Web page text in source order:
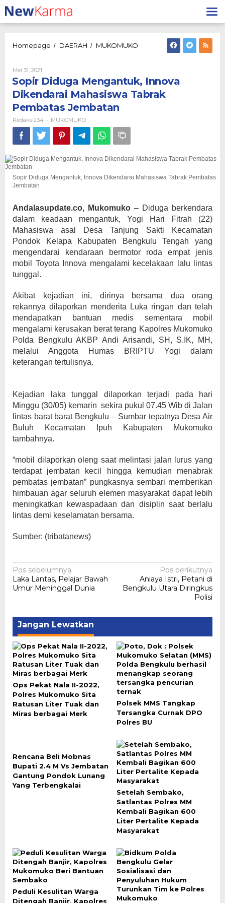
Lewati
ke
konten
Homepage / DAERAH / MUKOMUKO
Dikendarai
Mahasiswa
Tabrak
Mei 31, 2021
Redaksi234
Sopir Diduga Mengantuk, Innova
Dikendarai Mahasiswa Tabrak
Pembatas Jembatan
Redaksi234 - MUKOMUKO
Sopir Diduga Mengantuk, Innova Dikendarai Mahasiswa Tabrak Pembatas
Jembatan
Andalasupdate.co, Mukomuko – Diduga berkendara
dalam keadaan mengantuk, Yogi Hari Fitrah (22)
Mahasiswa asal Desa Tanjung Sakti Kecamatan
Pondok Kelapa Kabupaten Bengkulu Tengah yang
mengendarai kendaraan bermotor roda empat jenis
mobil Toyota Innova mengalami kecelakaan lalu lintas
tunggal.
Akibat kejadian ini, dirinya bersama dua orang
rekannya dilaporkan menderita Luka ringan dan telah
mendapatkan bantuan medis sementara mobil
mengalami kerusakan berat terang Kapolres Mukomuko
Polda Bengkulu AKBP Andi Arisandi, SH, S.IK, MH,
melalui Anggota Humas BRIPTU Yogi dalam
keterangan tertulisnya.
Kejadian laka tunggal dilaporkan terjadi pada hari
Minggu (30/05) kemarin sekira pukul 07.45 Wib di Jalan
lintas barat barat Bengkulu – Sumbar tepatnya Desa Air
Buluh Kecamatan Ipuh Kabupaten Mukomuko
tambahnya.
“mobil dilaporkan oleng saat melintasi jalan lurus yang
terdapat jembatan kecil hingga kemudian menabrak
pembatas jembatan” pungkasnya sembari memberikan
himbauan agar seluruh elemen masyarakat dapat lebih
meningkatkan kewaspadaan dan disiplin saat berlalu
lintas demi keselamatan bersama.
Sumber: (tribatanews)
Navigasi
pos
Pos sebelumnya
Laka Lantas, Pelajar Bawah
Umur Meninggal Dunia
Pos berikutnya
Aniaya Istri, Petani di
Bengkulu Utara Diringkus
Polisi
Jangan Lewatkan
Ops Pekat Nala II-2022,
Polres Mukomuko Sita
Ratusan Liter Tuak dan
Miras berbagai Merk
Polsek MMS Tangkap
Tersangka Curnak DPO
Polres BU
Rencana Beli Mobnas
Bupati 2.4 M Vs Jembatan
Gantung Pondok Lunang
Yang Terbengkalai
Setelah Sembako,
Satlantas Polres MM
Kembali Bagikan 600
Liter Pertalite Kepada
Masyarakat
Peduli Kesulitan Warga
Ditengah Banjir, Kapolres